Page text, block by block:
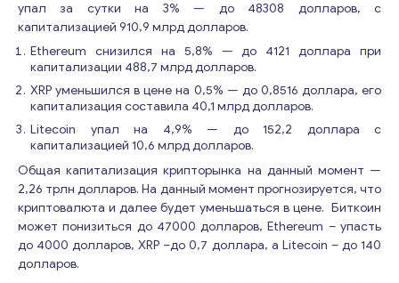
упал за сутки на 3% — до 48308 долларов, с
капитализацией 910,9 млрд долларов.
Ethereum снизился на 5,8% — до 4121 доллара при
капитализации 488,7 млрд долларов.
XRP уменьшился в цене на 0,5% — до 0,8516 доллара, его
капитализация составила 40,1 млрд долларов.
Litecoin упал на 4,9% — до 152,2 доллара с
капитализацией 10,6 млрд долларов.
Общая капитализация крипторынка на данный момент —
2,26 трлн долларов. На данный момент прогнозируется, что
криптовалюта и далее будет уменьшаться в цене. Биткоин
может понизиться до 47000 долларов, Ethereum – упасть
до 4000 долларов, XRP –до 0,7 доллара, а Litecoin – до 140
долларов.